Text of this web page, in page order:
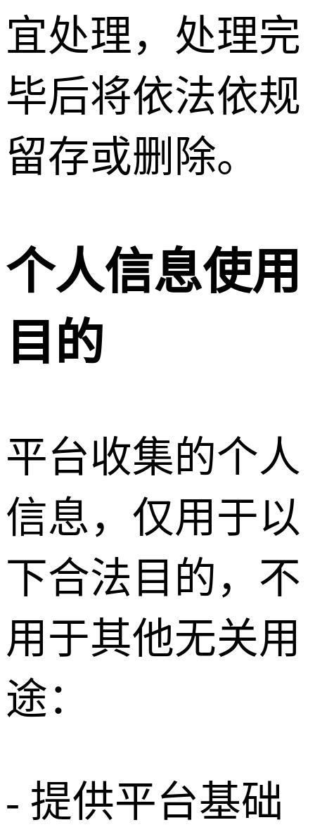
宜处理，处理完
毕后将依法依规
留存或删除。
个人信息使用
目的
平台收集的个人
信息，仅用于以
下合法目的，不
用于其他无关用
途：
- 提供平台基础